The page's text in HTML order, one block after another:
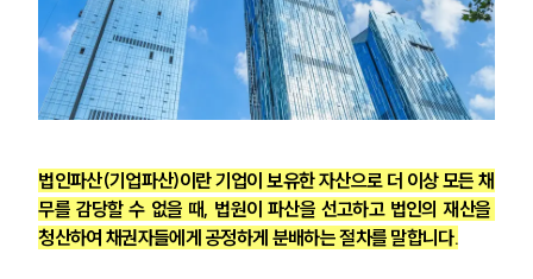
법인파산(기업파산)이란 기업이 보유한 자산으로 더 이상 모든 채
무를 감당할 수 없을 때, 법원이 파산을 선고하고 법인의 재산을
청산하여 채권자들에게 공정하게 분배하는 절차를 말합니다.